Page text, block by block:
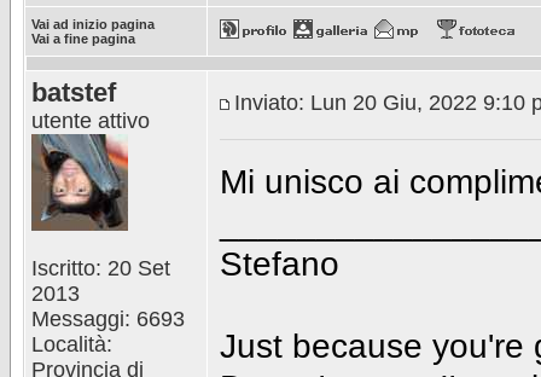
Vai ad inizio pagina
Vai a fine pagina
batstef
utente attivo
Iscritto: 20 Set
2013
Messaggi: 6693
Località:
Provincia di
Inviato: Lun 20 Giu, 2022 9:10
Mi unisco ai
Stefano
Just because you're